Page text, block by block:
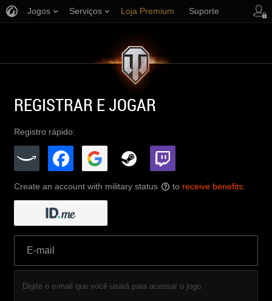
Jogos Serviços Loja Premium Suporte
REGISTRAR E JOGAR
Registro rápido:
Create an account with military status ? to receive benefits:
Digite o e-mail que você usará para acessar o jogo.